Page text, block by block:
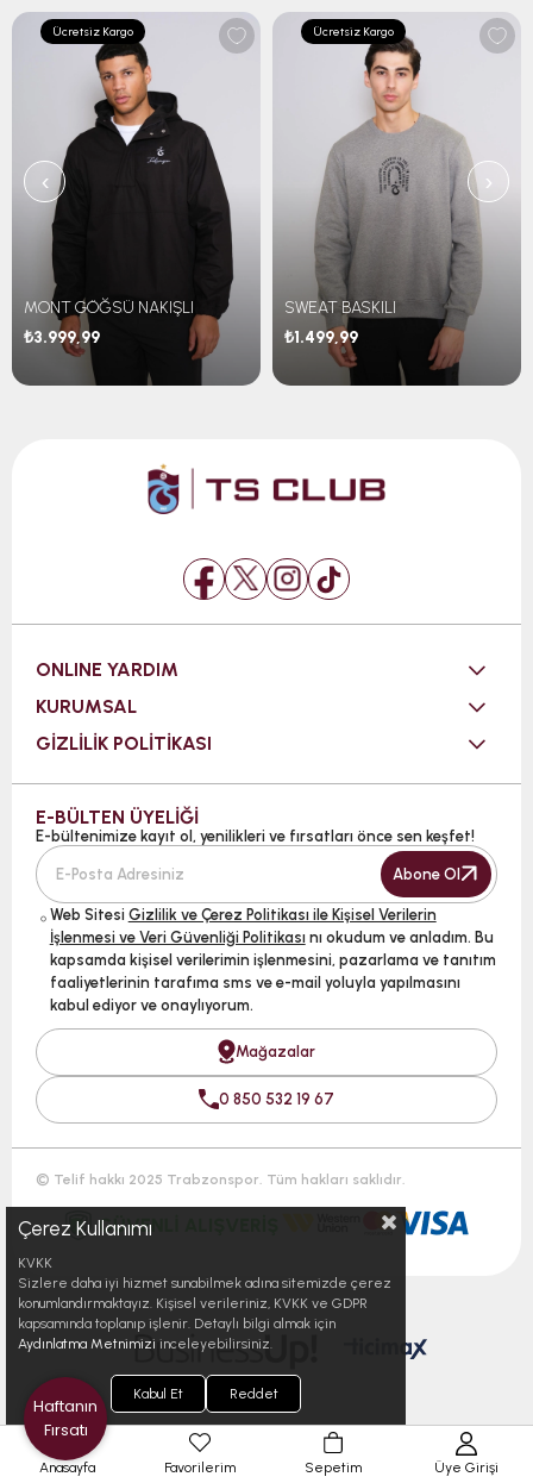
MONT GÖĞSÜ NAKIŞLI
₺3.999,99
Ücretsiz Kargo
SWEAT BASKILI
₺1.499,99
Ücretsiz Kargo
‹ ›
ONLINE YARDIM
KURUMSAL
GİZLİLİK POLİTİKASI
E-BÜLTEN ÜYELİĞİ
E-bültenimize kayıt ol, yenilikleri ve fırsatları önce sen keşfet!
Abone Ol
Web Sitesi Gizlilik ve Çerez Politikası ile Kişisel Verilerin
İşlenmesi ve Veri Güvenliği Politikası nı okudum ve anladım. Bu
kapsamda kişisel verilerimin işlenmesini, pazarlama ve tanıtım
faaliyetlerinin tarafıma sms ve e-mail yoluyla yapılmasını
kabul ediyor ve onaylıyorum.
Mağazalar
0 850 532 19 67
© Telif hakkı 2025 Trabzonspor. Tüm hakları saklıdır.
Çerez Kullanımı
KVKK
Sizlere daha iyi hizmet sunabilmek adına sitemizde çerez
konumlandırmaktayız. Kişisel verileriniz, KVKK ve GDPR
kapsamında toplanıp işlenir. Detaylı bilgi almak için
Aydınlatma Metnimizi inceleyebilirsiniz.
Kabul Et Reddet
Haftanın
Fırsatı
Anasayfa Favorilerim Sepetim Üye Girişi